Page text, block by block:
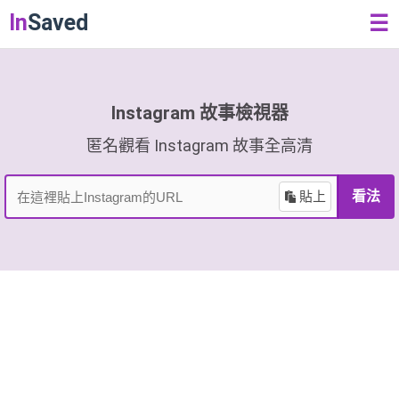
InSaved ☰
Instagram 故事檢視器
匿名觀看 Instagram 故事全高清
貼上 看法